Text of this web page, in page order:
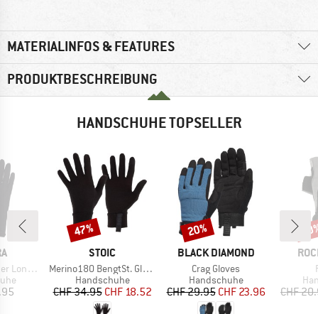
MATERIALINFOS & FEATURES
PRODUKTBESCHREIBUNG
HANDSCHUHE TOPSELLER
5 Finger
MARKE
STOIC
Artikel
Merino180 BengtSt. Glove
Produktgruppe
Handschuhe
Preis
CHF 34.95reduzierter Preis
CHF 18.52
Rabatt
47%
MARKE
BLACK DIAMOND
Artikel
Crag Gloves
Produktgruppe
Handschuhe
Preis
CHF 29.95reduzierter Preis
CHF 23.96
Rabatt
20%
CHF